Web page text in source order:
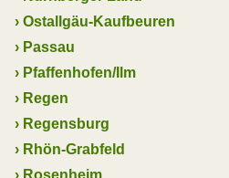
› Ostallgäu-Kaufbeuren
› Passau
› Pfaffenhofen/Ilm
› Regen
› Regensburg
› Rhön-Grabfeld